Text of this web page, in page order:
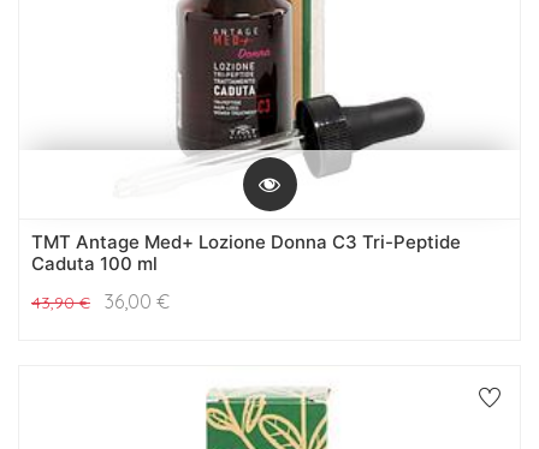
TMT Antage Med+ Lozione Donna C3 Tri-Peptide
Caduta 100 ml
43,90€ 36,00 €